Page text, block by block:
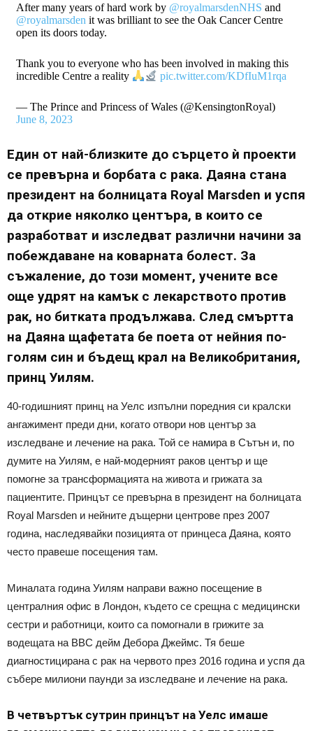
After many years of hard work by @royalmarsdenNHS and
@royalmarsden it was brilliant to see the Oak Cancer Centre
open its doors today.
Thank you to everyone who has been involved in making this
incredible Centre a reality
pic.twitter.com/KDfIuM1rqa
— The Prince and Princess of Wales (@KensingtonRoyal)
June 8, 2023
Един от най-близките до сърцето ѝ проекти
се превърна и борбата с рака. Даяна стана
президент на болницата Royal Marsden и успя
да открие няколко центъра, в които се
разработват и изследват различни начини за
побеждаване на коварната болест. За
съжаление, до този момент, учените все
още удрят на камък с лекарството против
рак, но битката продължава. След смъртта
на Даяна щафетата бе поета от нейния по-
голям син и бъдещ крал на Великобритания,
принц Уилям.
40-годишният принц на Уелс изпълни поредния си кралски
ангажимент преди дни, когато отвори нов център за
изследване и лечение на рака. Той се намира в Сътън и, по
думите на Уилям, е най-модерният раков център и ще
помогне за трансформацията на живота и грижата за
пациентите. Принцът се превърна в президент на болницата
Royal Marsden и нейните дъщерни центрове през 2007
година, наследявайки позицията от принцеса Даяна, която
често правеше посещения там.
Миналата година Уилям направи важно посещение в
централния офис в Лондон, където се срещна с медицински
сестри и работници, които са помогнали в грижите за
водещата на BBC дейм Дебора Джеймс. Тя беше
диагностицирана с рак на червото през 2016 година и успя да
събере милиони паунди за изследване и лечение на рака.
В четвъртък сутрин принцът на Уелс имаше